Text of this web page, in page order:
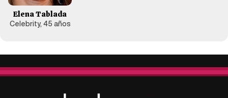
Elena Tablada
Celebrity, 45 años